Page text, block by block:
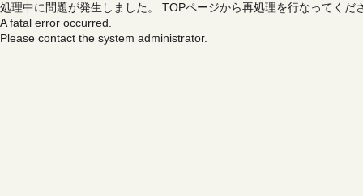
処理中に問題が発生しました。 TOPページから再処理を行なってくだ
A fatal error occurred.
Please contact the system administrator.